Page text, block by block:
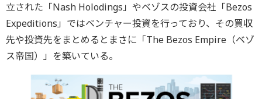
立された「Nash Holodings」やベゾスの投資会社「Bezos
Expeditions」ではベンチャー投資を行っており、その買収
先や投資先をまとめるとまさに「The Bezos Empire（ベゾ
ス帝国）」を築いている。